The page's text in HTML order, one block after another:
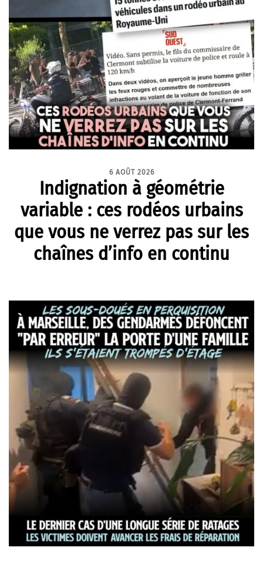
6 AOÛT 2026
Indignation à géométrie
variable : ces rodéos urbains
que vous ne verrez pas sur les
chaînes d’info en continu